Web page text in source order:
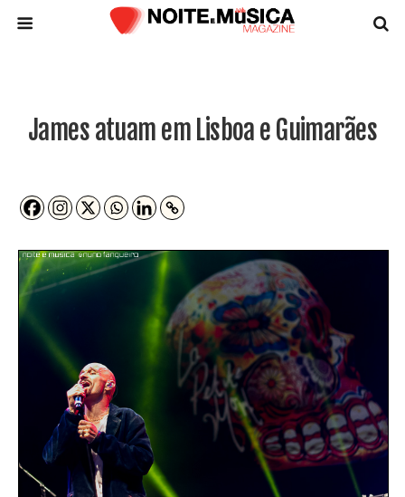
James atuam em Lisboa e Guimarães